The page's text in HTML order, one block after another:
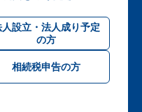
人設立・法人成り予定
の方
相続税申告の方